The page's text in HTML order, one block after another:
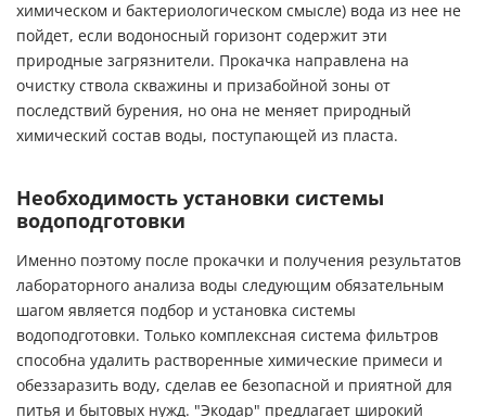
химическом и бактериологическом смысле) вода из нее не
пойдет, если водоносный горизонт содержит эти
природные загрязнители. Прокачка направлена на
очистку ствола скважины и призабойной зоны от
последствий бурения, но она не меняет природный
химический состав воды, поступающей из пласта.
Необходимость установки системы
водоподготовки
Именно поэтому после прокачки и получения результатов
лабораторного анализа воды следующим обязательным
шагом является подбор и установка системы
водоподготовки. Только комплексная система фильтров
способна удалить растворенные химические примеси и
обеззаразить воду, сделав ее безопасной и приятной для
питья и бытовых нужд. "Экодар" предлагает широкий